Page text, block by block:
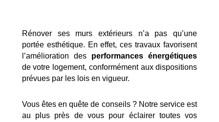
Rénover ses murs extérieurs n’a pas qu’une
portée esthétique. En effet, ces travaux favorisent
l’amélioration des performances énergétiques
de votre logement, conformément aux dispositions
prévues par les lois en vigueur.
Vous êtes en quête de conseils ? Notre service est
au plus près de vous pour éclairer toutes vos